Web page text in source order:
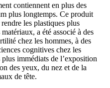
contiennent en plus des
plus longtemps. Ce produit
les plastiques plus
a été associé à des
chez les hommes, à des
cognitives chez les
immédiats de l’exposition
des yeux, du nez et de la
de tête.